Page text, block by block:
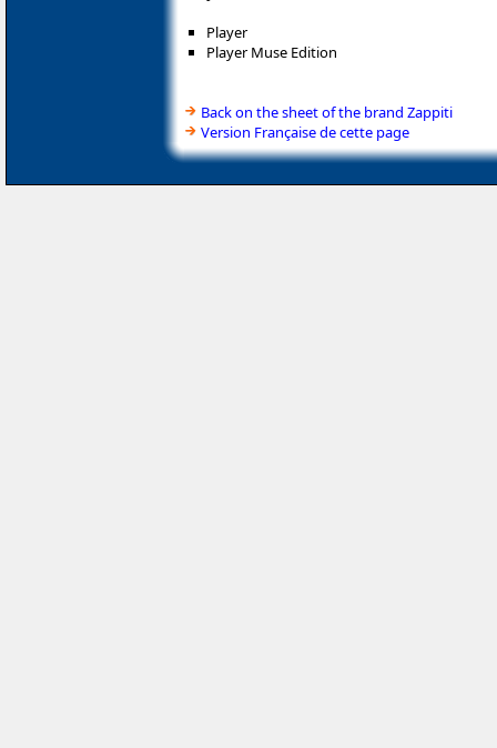
Player
Player Muse Edition
Back on the sheet of the brand Zappiti
Version Française de cette page